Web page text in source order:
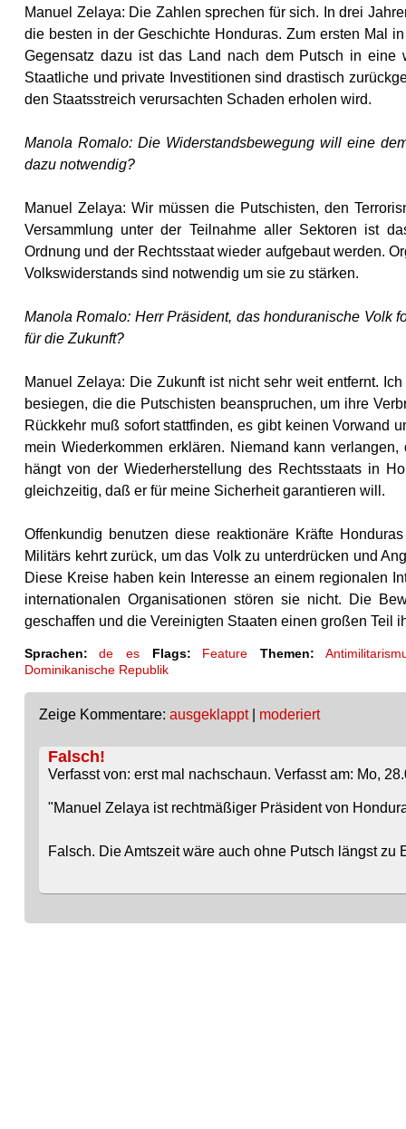
Manuel Zelaya: Die Zahlen sprechen für sich. In drei
die besten in der Geschichte Honduras. Zum ersten Mal
Gegensatz dazu ist das Land nach dem Putsch in eine
Staatliche und private Investitionen sind drastisch
den Staatsstreich verursachten Schaden erholen wird.
Manola Romalo: Die Widerstandsbewegung will eine
dazu notwendig?
Manuel Zelaya: Wir müssen die Putschisten, den
Versammlung unter der Teilnahme aller Sektoren ist
Ordnung und der Rechtsstaat wieder aufgebaut werden.
Volkswiderstands sind notwendig um sie zu stärken.
Manola Romalo: Herr Präsident, das honduranische Volk
für die Zukunft?
Manuel Zelaya: Die Zukunft ist nicht sehr weit entfernt.
besiegen, die die Putschisten beanspruchen, um ihre
Rückkehr muß sofort stattfinden, es gibt keinen Vorwand
mein Wiederkommen erklären. Niemand kann
hängt von der Wiederherstellung des Rechtsstaats in
gleichzeitig, daß er für meine Sicherheit garantieren will.
Offenkundig benutzen diese reaktionäre Kräfte
Militärs kehrt zurück, um das Volk zu unterdrücken und
Diese Kreise haben kein Interesse an einem regionalen
internationalen Organisationen stören sie nicht. Die
geschaffen und die Vereinigten Staaten einen großen Teil
Sprachen: de es Flags: Feature Themen:
Dominikanische Republik
Zeige Kommentare: ausgeklappt| moderiert
Falsch!
Verfasst von: erst mal nachschaun. Verfasst am: Mo,
"Manuel Zelaya ist rechtmäßiger Präsident von
Falsch. Die Amtszeit wäre auch ohne Putsch längst zu